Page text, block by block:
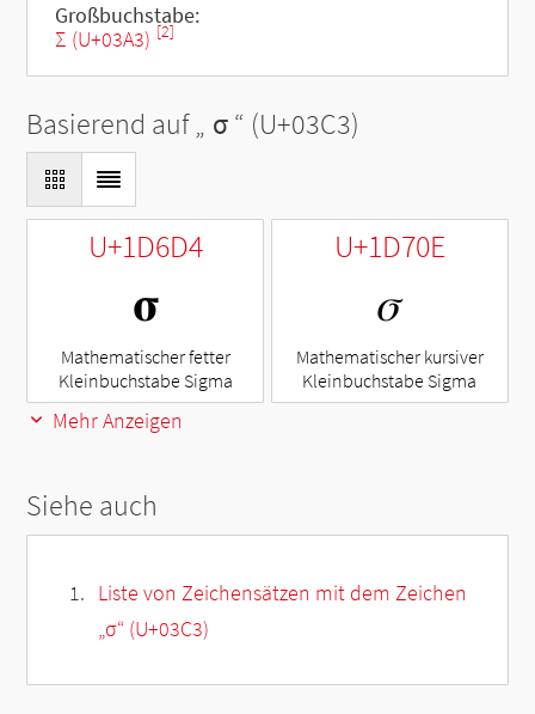
Großbuchstabe:
Σ (U+03A3) [2]
Basierend auf „ σ“ (U+03C3)
U+1D6D4
𝛔
Mathematischer fetter
Kleinbuchstabe Sigma
U+1D70E
𝜎
Mathematischer kursiver
Kleinbuchstabe Sigma
Mehr Anzeigen
Siehe auch
Liste von Zeichensätzen mit dem Zeichen
„σ“ (U+03C3)